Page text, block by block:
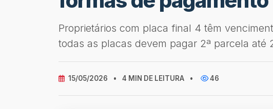
Proprietários com placa final 4 têm
todas as placas devem pagar 2ª parcela até
15/05/2026 • 4 MIN DE LEITURA • 46